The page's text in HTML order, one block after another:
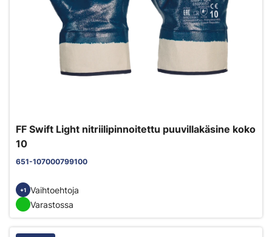
FF Swift Light nitriilipinnoitettu puuvillakäsine koko
10
651-107000799100
+1
Vaihtoehtoja
Varastossa